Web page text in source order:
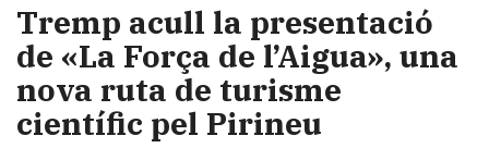
Tremp acull la presentació
de «La Força de l’Aigua», una
nova ruta de turisme
científic pel Pirineu